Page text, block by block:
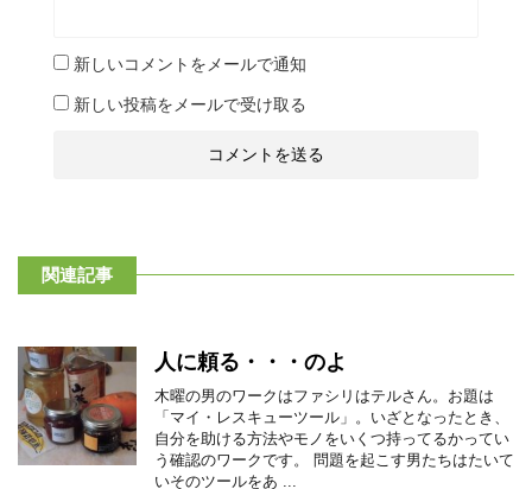
新しいコメントをメールで通知
新しい投稿をメールで受け取る
関連記事
人に頼る・・・のよ
木曜の男のワークはファシリはテルさん。お題は
「マイ・レスキューツール」。いざとなったとき、
自分を助ける方法やモノをいくつ持ってるかってい
う確認のワークです。 問題を起こす男たちはたいて
いそのツールをあ ...